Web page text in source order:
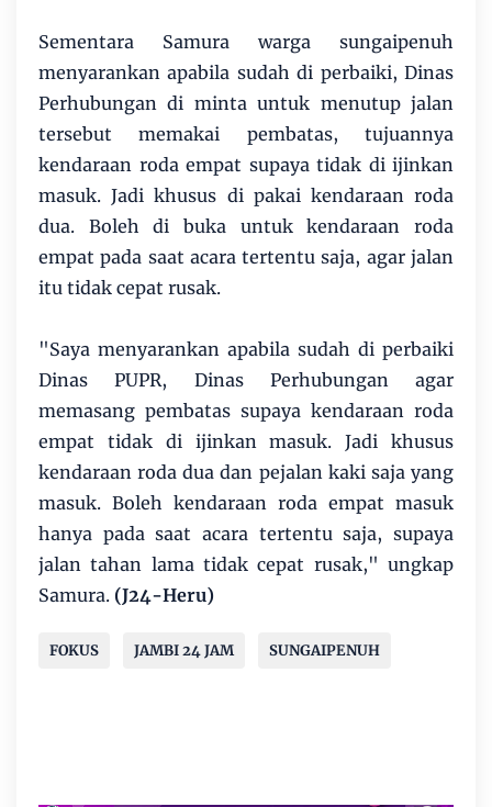
Sementara Samura warga sungaipenuh
menyarankan apabila sudah di perbaiki, Dinas
Perhubungan di minta untuk menutup jalan
tersebut memakai pembatas, tujuannya
kendaraan roda empat supaya tidak di ijinkan
masuk. Jadi khusus di pakai kendaraan roda
dua. Boleh di buka untuk kendaraan roda
empat pada saat acara tertentu saja, agar jalan
itu tidak cepat rusak.
"Saya menyarankan apabila sudah di perbaiki
Dinas PUPR, Dinas Perhubungan agar
memasang pembatas supaya kendaraan roda
empat tidak di ijinkan masuk. Jadi khusus
kendaraan roda dua dan pejalan kaki saja yang
masuk. Boleh kendaraan roda empat masuk
hanya pada saat acara tertentu saja, supaya
jalan tahan lama tidak cepat rusak," ungkap
Samura. (J24-Heru)
FOKUS JAMBI 24 JAM SUNGAIPENUH